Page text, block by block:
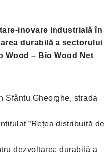
inovare industrială în
durabilă a sectorului
Wood – Bio Wood Net
Sfântu Gheorghe, strada
”Rețea distribuită de
dezvoltarea durabilă a